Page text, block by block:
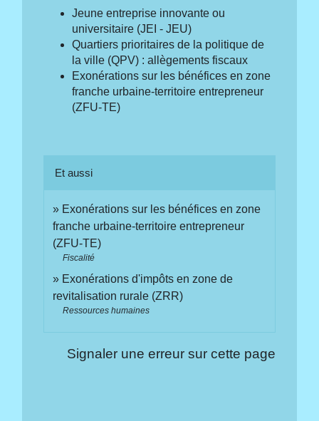
Jeune entreprise innovante ou
universitaire (JEI - JEU)
Quartiers prioritaires de la politique de
la ville (QPV) : allègements fiscaux
Exonérations sur les bénéfices en zone
franche urbaine-territoire entrepreneur
(ZFU-TE)
Et aussi
Exonérations sur les bénéfices en zone
franche urbaine-territoire entrepreneur
(ZFU-TE)
Fiscalité
Exonérations d'impôts en zone de
revitalisation rurale (ZRR)
Ressources humaines
Signaler une erreur sur cette page